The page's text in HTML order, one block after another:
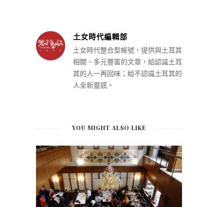
土女時代編輯部
土女時代整合型帳號，提供與土耳其
相關、多元豐富的文章，給認識土耳
其的人一再回味；給不認識土耳其的
人全新靈感。
YOU MIGHT ALSO LIKE